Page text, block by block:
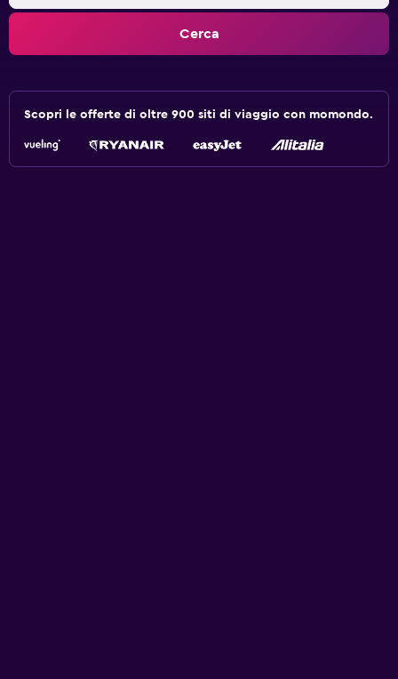
Cerca
Scopri le offerte di oltre 900 siti di viaggio con momondo.